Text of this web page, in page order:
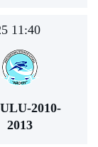
11:40
2010-
2013